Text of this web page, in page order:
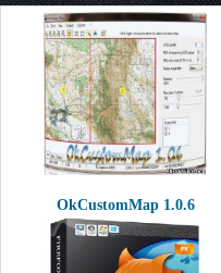
OkCustomMap 1.0.6